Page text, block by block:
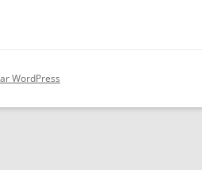
WordPress